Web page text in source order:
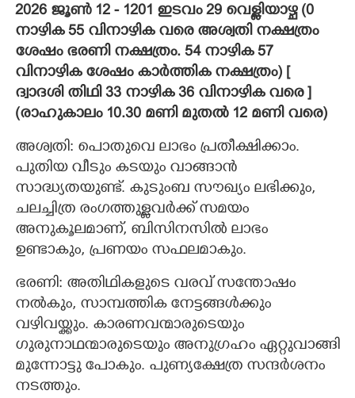
2026 ജൂൺ 12 - 1201 ഇടവം 29 വെള്ളിയാഴ്ച (0
നാഴിക 55 വിനാഴിക വരെ അശ്വതി നക്ഷത്രം
ശേഷം ഭരണി നക്ഷത്രം. 54 നാഴിക 57
വിനാഴിക ശേഷം കാർത്തിക നക്ഷത്രം) [
ദ്വാദശി തിഥി 33 നാഴിക 36 വിനാഴിക വരെ ]
(രാഹുകാലം 10.30 മണി മുതൽ 12 മണി വരെ)
അശ്വതി: പൊതുവെ ലാഭം പ്രതീക്ഷിക്കാം.
പുതിയ വീടും കടയും വാങ്ങാൻ
സാദ്ധ്യതയുണ്ട്. കുടുംബ സൗഖ്യം ലഭിക്കും,
ചലച്ചിത്ര രംഗത്തുള്ളവര്‍ക്ക് സമയം
അനുകൂലമാണ്, ബിസിനസിൽ ലാഭം
ഉണ്ടാകും, പ്രണയം സഫലമാകും.
ഭരണി: അതിഥികളുടെ വരവ് സന്തോഷം
നൽകും, സാമ്പത്തിക നേട്ടങ്ങൾക്കും
വഴിവയ്ക്കും. കാരണവന്മാരുടെയും
ഗുരുനാഥന്മാരുടെയും അനുഗ്രഹം ഏറ്റുവാങ്ങി
മുന്നോട്ടു പോകും. പുണ്യക്ഷേത്ര സന്ദര്‍ശനം
നടത്തും.